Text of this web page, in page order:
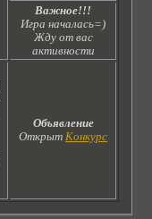
Важное!!!
Игра началась=)
Жду от вас
активности
Объявление
ОткрытКонкурс